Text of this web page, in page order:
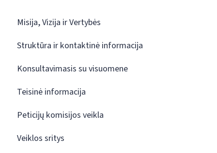
Misija, Vizija ir Vertybės
Struktūra ir kontaktinė informacija
Konsultavimasis su visuomene
Teisinė informacija
Peticijų komisijos veikla
Veiklos sritys